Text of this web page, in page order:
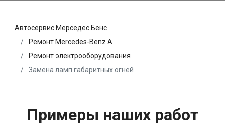
Автосервис Мерседес Бенс
Ремонт Mercedes-Benz A
Ремонт электрооборудования
Замена ламп габаритных огней
Примеры наших работ